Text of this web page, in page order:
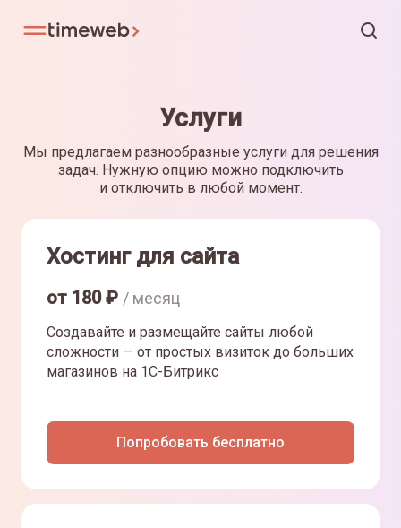
Услуги
Мы предлагаем разнообразные услуги для решения
задач. Нужную опцию можно подключить
и отключить в любой момент.
Хостинг для сайта
от 180₽ / месяц
Создавайте и размещайте сайты любой
сложности — от простых визиток до больших
магазинов на 1С-Битрикс
Попробовать бесплатно